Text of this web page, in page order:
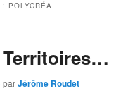
: POLYCRÉA
parJérôme Roudet